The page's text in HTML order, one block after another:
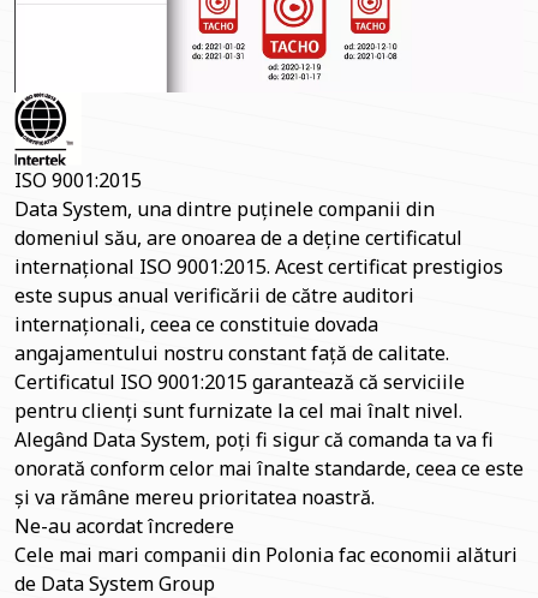
ISO 9001:2015
Data System, una dintre puținele companii din
domeniul său, are onoarea de a deține certificatul
internațional ISO 9001:2015. Acest certificat prestigios
este supus anual verificării de către auditori
internaționali, ceea ce constituie dovada
angajamentului nostru constant față de calitate.
Certificatul ISO 9001:2015 garantează că serviciile
pentru clienți sunt furnizate la cel mai înalt nivel.
Alegând Data System, poți fi sigur că comanda ta va fi
onorată conform celor mai înalte standarde, ceea ce este
și va rămâne mereu prioritatea noastră.
Ne-au acordat încredere
Cele mai mari companii din Polonia fac economii alături
de Data System Group